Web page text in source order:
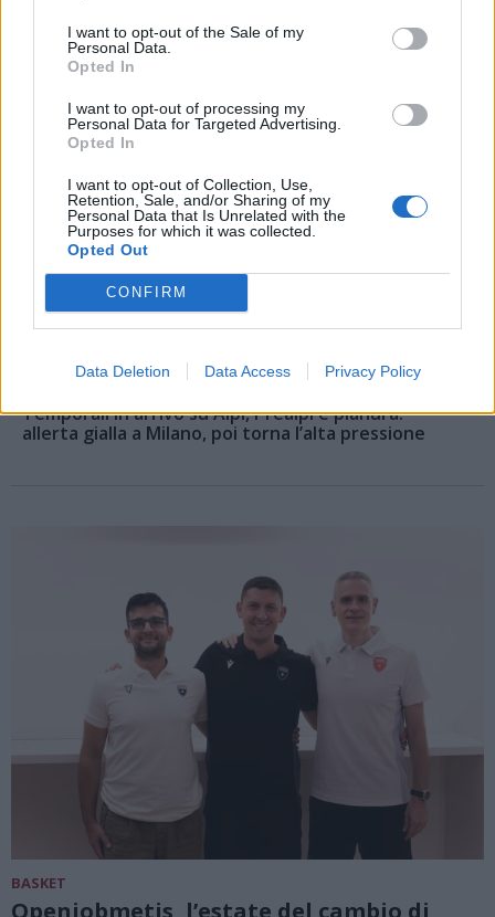
I want to opt-out of the Sale of my
Personal Data.
Opted In
I want to opt-out of processing my
Personal Data for Targeted Advertising.
Opted In
I want to opt-out of Collection, Use,
Retention, Sale, and/or Sharing of my
Personal Data that Is Unrelated with the
Purposes for which it was collected.
Opted Out
CONFIRM
Data Deletion Data Access Privacy Policy
Niente irrigazione né piscine: ecco i sette
consumi d’acqua
■Temporali in arrivo su Alpi, Prealpi e pianura:
allerta gialla a Milano, poi torna l’alta pressione
BASKET